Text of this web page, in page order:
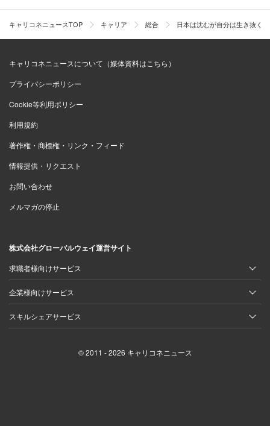
キャリコネニュースTOP キャリア 総合 日本は沈むが自分は生き抜く
キャリコネニュースについて（媒体資料はこちら）
プライバシーポリシー
Cookie等利用ポリシー
利用規約
著作権・商標権・リンク・フィード
情報提供・リクエスト
お問い合わせ
メルマガの停止
株式会社グローバルウェイ運営サイト
求職者様向けサービス
企業様向けサービス
スキルシェアサービス
© 2011 - 2026 キャリコネニュース